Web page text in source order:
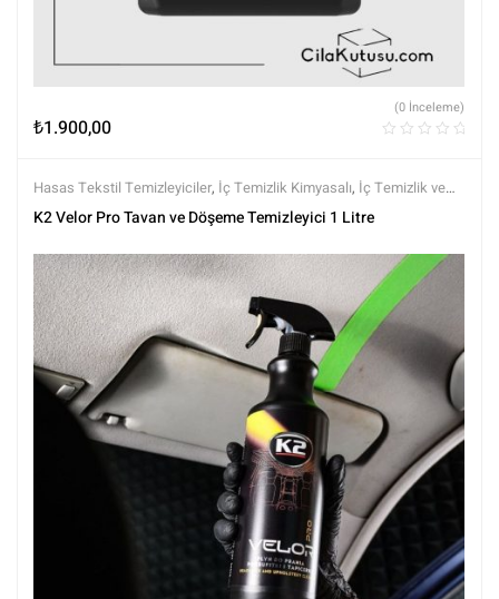
₺1.900,00
(0 İnceleme)
Hasas Tekstil Temizleyiciler, İç Temizlik Kimyasalı, İç Temizlik ve
Bakım,K2 ,Kimyasalar,Markalar,Tüm Ürünler, Tüm Ürünler
K2 Velor Pro Tavan ve Döşeme Temizleyici 1 Litre